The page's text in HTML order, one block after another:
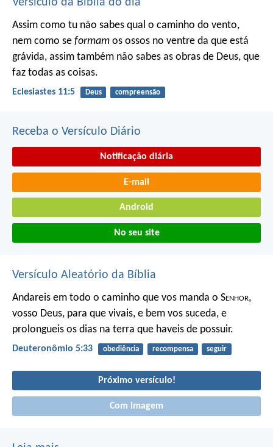
Assim como tu não sabes qual o caminho do vento,
nem como se formam os ossos no ventre da que está
grávida, assim também não sabes as obras de Deus, que
faz todas as coisas.
Eclesiastes 11:5 Deus compreensão
Receba o Versículo Diário
Notificação diária
E-mail
Android
No seu site
Versículo Aleatório da Bíblia
Andareis em todo o caminho que vos manda o Senhor,
vosso Deus, para que vivais, e bem vos suceda, e
prolongueis os dias na terra que haveis de possuir.
Deuteronômio 5:33 obediência recompensa seguir
Próximo versículo!
Com imagem